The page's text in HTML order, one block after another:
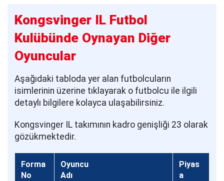
Kongsvinger IL Futbol
Kulübünde Oynayan Diğer
Oyuncular
Aşağıdaki tabloda yer alan futbolcuların
isimlerinin üzerine tıklayarak o futbolcu ile ilgili
detaylı bilgilere kolayca ulaşabilirsiniz.
Kongsvinger IL takımının kadro genişliği 23 olarak
gözükmektedir.
Forma
No
Oyuncu
Adı
Piyas
a